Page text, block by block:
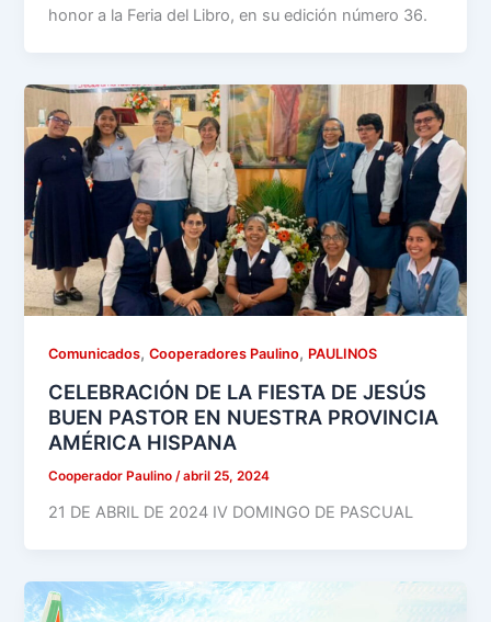
honor a la Feria del Libro, en su edición número 36.
Comunicados,Cooperadores Paulino, PAULINOS
CELEBRACIÓN DE LA FIESTA DE JESÚS
BUEN PASTOR EN NUESTRA PROVINCIA
AMÉRICA HISPANA
Cooperador Paulino/abril 25, 2024
21 DE ABRIL DE 2024 IV DOMINGO DE PASCUAL